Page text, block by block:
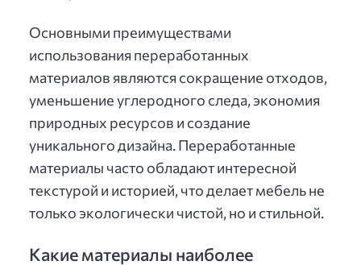
Основными преимуществами
использования переработанных
материалов являются сокращение отходов,
уменьшение углеродного следа, экономия
природных ресурсов и создание
уникального дизайна. Переработанные
материалы часто обладают интересной
текстурой и историей, что делает мебель не
только экологически чистой, но и стильной.
Какие материалы наиболее